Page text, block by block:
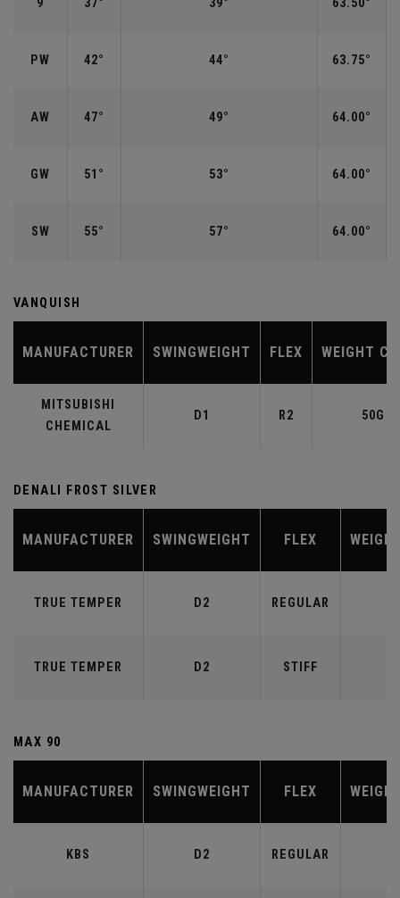
9 37° 39° 63.50°
PW 42° 44° 63.75°
AW 47° 49° 64.00°
GW 51° 53° 64.00°
SW 55° 57° 64.00°
VANQUISH
MANUFACTURER SWINGWEIGHT FLEX WEIGHT
MITSUBISHI
CHEMICAL
D1 R2 50G
DENALI FROST SILVER
MANUFACTURER SWINGWEIGHT FLEX
TRUE TEMPER D2 REGULAR
TRUE TEMPER D2 STIFF
MAX 90
MANUFACTURER SWINGWEIGHT FLEX
KBS D2 REGULAR